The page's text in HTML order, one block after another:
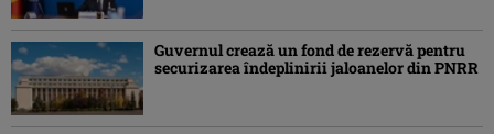
Guvernul crează un fond de rezervă pentru
securizarea îndeplinirii jaloanelor din PNRR